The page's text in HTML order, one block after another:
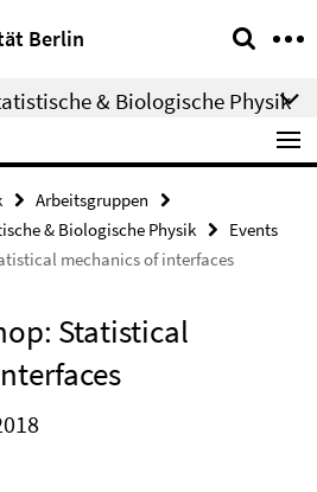
Berlin
& Biologische Physik
Arbeitsgruppen
& Biologische Physik
Events
mechanics of interfaces
Statistical